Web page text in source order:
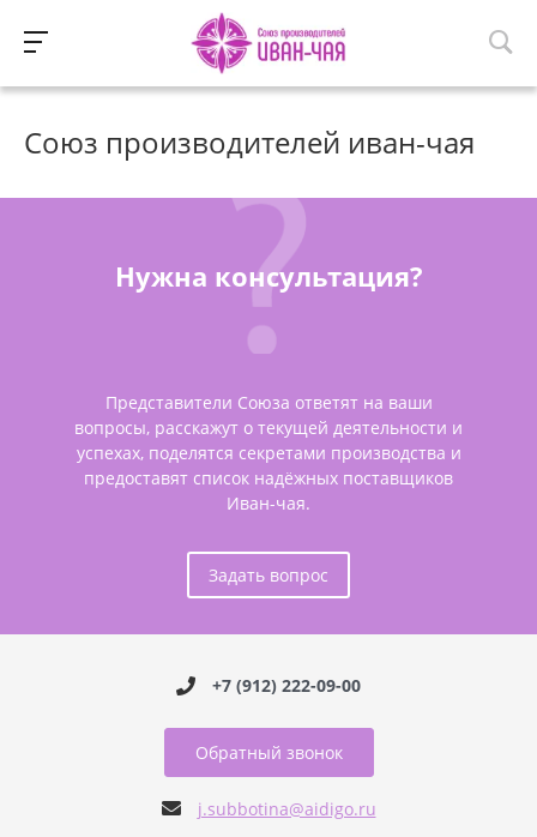
Союз производителей иван-чая
Нужна консультация?
Представители Союза ответят на ваши
вопросы, расскажут о текущей деятельности и
успехах, поделятся секретами производства и
предоставят список надёжных поставщиков
Иван-чая.
Задать вопрос
+7 (912) 222-09-00
Обратный звонок
j.subbotina@aidigo.ru